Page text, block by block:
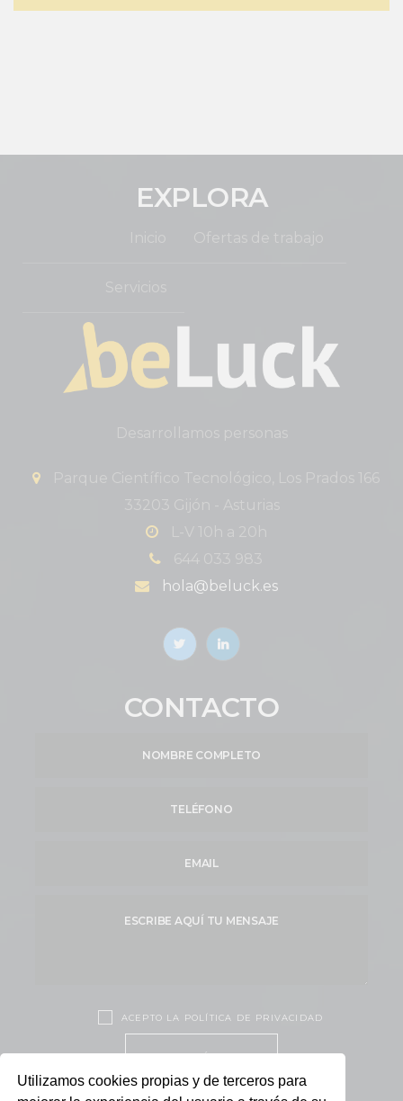
Utilizamos cookies propias y de terceros para
EXPLORA
hola@beluck.es
CONTACTO
ACEPTO LA POLÍTICA DE PRIVACIDAD
ENVÍAR